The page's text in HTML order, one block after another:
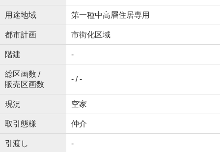
用途地域 第一種中高層住居専用
都市計画 市街化区域
階建 -
総区画数 /
販売区画数
- / -
現況 空家
取引態様 仲介
引渡し -